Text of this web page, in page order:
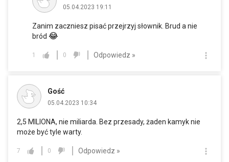
05.04.2023 19:11
Zanim zaczniesz pisać przejrzyj słownik. Brud a nie
bród 😂
1 0 Odpowiedz »
Gość
05.04.2023 10:34
2,5 MILIONA, nie miliarda. Bez przesady, żaden kamyk nie
może być tyle warty.
7 0 Odpowiedz »